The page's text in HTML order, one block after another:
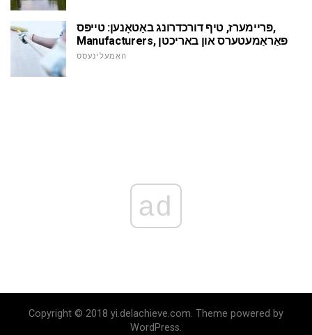
פּריימערז, טיף דורכדרונג באַטאָנען: טייפּס,
Manufacturers, פּאַראַמעטערס און באריכטן
האָמעלינעסס
ad
Copyright © 2018 yi.delachieve.com. Theme powered by
WordPress.